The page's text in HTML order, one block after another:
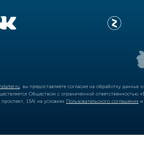
, вы предоставляете согласие на обработку
Обществом с ограниченной
15А) на условиях Пользовательского соглашения и